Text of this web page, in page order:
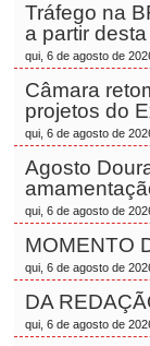
Tráfego na
a partir
qui, 6 de agosto de
Câmara
projetos do
qui, 6 de agosto de
Agosto
qui, 6 de agosto de
MOMENTO
qui, 6 de agosto de
DA
qui, 6 de agosto de